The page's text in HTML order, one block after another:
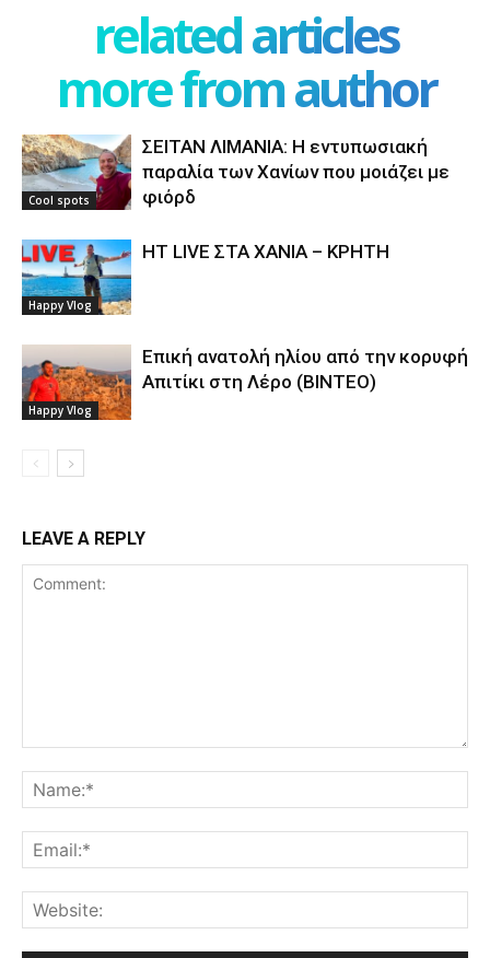
related articles
more from author
Cool spots
ΣΕΙΤΑΝ ΛΙΜΑΝΙΑ: Η εντυπωσιακή
παραλία των Χανίων που μοιάζει με
φιόρδ
Happy Vlog
HT LIVE ΣΤΑ ΧΑΝΙΑ – ΚΡΗΤΗ
Happy Vlog
Επική ανατολή ηλίου από την κορυφή
Απιτίκι στη Λέρο (ΒΙΝΤΕΟ)
LEAVE A REPLY